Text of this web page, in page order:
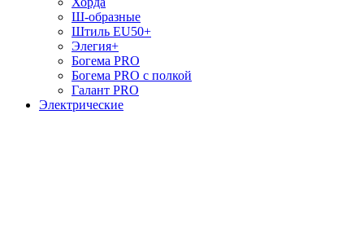
Ш-образные
Штиль EU50+
Элегия+
Богема PRO
Богема PRO с полкой
Галант PRO
Электрические